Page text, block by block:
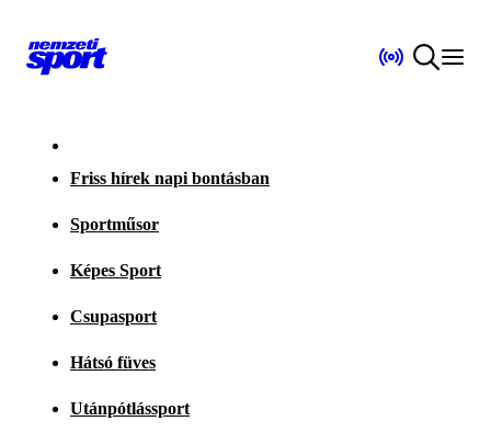
Friss hírek napi bontásban
Sportműsor
Képes Sport
Csupasport
Hátsó füves
Utánpótlássport